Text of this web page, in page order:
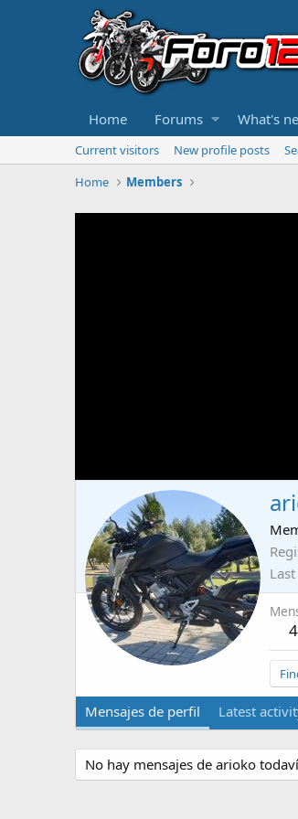
Home Forums What's
Current visitors New profile posts
Home
Members
Mensajes de perfil Latest
No hay mensajes de arioko